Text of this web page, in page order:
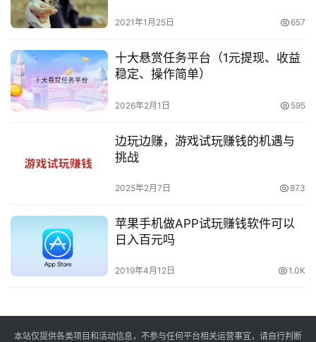
2021年1月25日 657
十大悬赏任务平台（1元提现、收益
稳定、操作简单）
2026年2月1日 595
边玩边赚，游戏试玩赚钱的机遇与
挑战
2025年2月7日 873
苹果手机做APP试玩赚钱软件可以
日入百元吗
2019年4月12日 1.0K
本站仅提供各类项目和活动信息，不参与任何平台相关运营事宜，请自行判断